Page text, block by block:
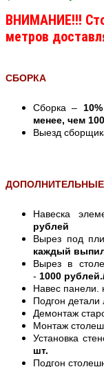
ВНИМАНИЕ!!!
метров
СБОРКА
Сборка – 10%
менее, чем
Выезд
Навеска
рублей
Вырез под
каждый
Вырез в
- 1000
Навес панели.
Подгон детали
Демонтаж
Монтаж
Установка
шт.
Подгон